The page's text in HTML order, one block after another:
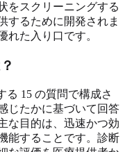
をスクリーニングする
するために開発されま
れた入り口です。
る 15 の質問で構成さ
じたかに基づいて回答
な目的は、迅速かつ効
能することです。診断